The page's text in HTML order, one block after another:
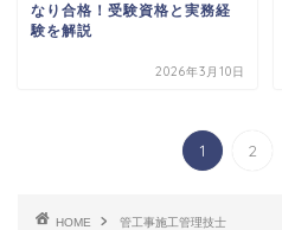
なり合格！受験資格と実務経
験を解説
2026年3月10日
1 2
HOME 管工事施工管理技士